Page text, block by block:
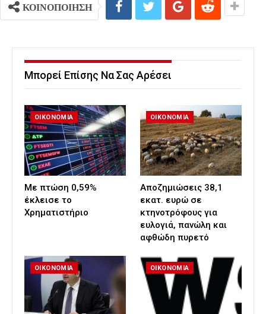
ΚΟΙΝΟΠΟΙΗΣΗ
Μπορεί Επίσης Να Σας Αρέσει
ΟΙΚΟΝΟΜΙΑ
Με πτώση 0,59%
έκλεισε το
Χρηματιστήριο
ΟΙΚΟΝΟΜΙΑ
Αποζημιώσεις 38,1
εκατ. ευρώ σε
κτηνοτρόφους για
ευλογιά, πανώλη και
αφθώδη πυρετό
ΟΙΚΟΝΟΜΙΑ ΟΙΚΟΝΟΜΙΑ